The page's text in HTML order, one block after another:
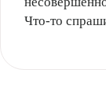
Что-то